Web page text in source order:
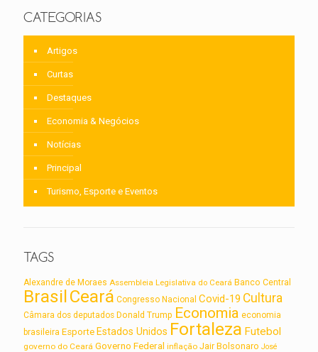
CATEGORIAS
Artigos
Curtas
Destaques
Economia & Negócios
Notícias
Principal
Turismo, Esporte e Eventos
TAGS
Alexandre de Moraes Assembleia Legislativa do Ceará Banco Central
BrasilCeará Congresso Nacional Covid-19 Cultura
Câmara dos deputados Donald Trump Economia economia
brasileira Esporte Estados Unidos Fortaleza Futebol
governo do Ceará Governo Federal inflação Jair Bolsonaro José